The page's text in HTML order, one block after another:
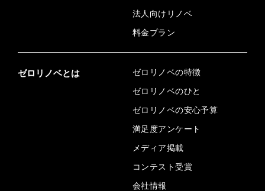
法人向けリノベ
料金プラン
ゼロリノベとは
ゼロリノベの特徴
ゼロリノベのひと
ゼロリノベの安心予算
満足度アンケート
メディア掲載
コンテスト受賞
会社情報